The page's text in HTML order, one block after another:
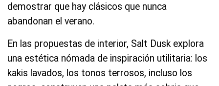
demostrar que hay clásicos que nunca
abandonan el verano.
En las propuestas de interior, Salt Dusk explora
una estética nómada de inspiración utilitaria: los
kakis lavados, los tonos terrosos, incluso los